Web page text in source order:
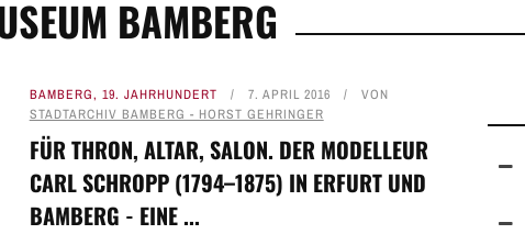
BAMBERG
BAMBERG, 19. JAHRHUNDERT 7. APRIL 2016
VON
STADTARCHIV BAMBERG - HORST GEHRINGER
FÜR THRON, ALTAR, SALON. DER MODELLEUR
CARL SCHROPP (1794–1875) IN ERFURT UND
BAMBERG - EINE ...